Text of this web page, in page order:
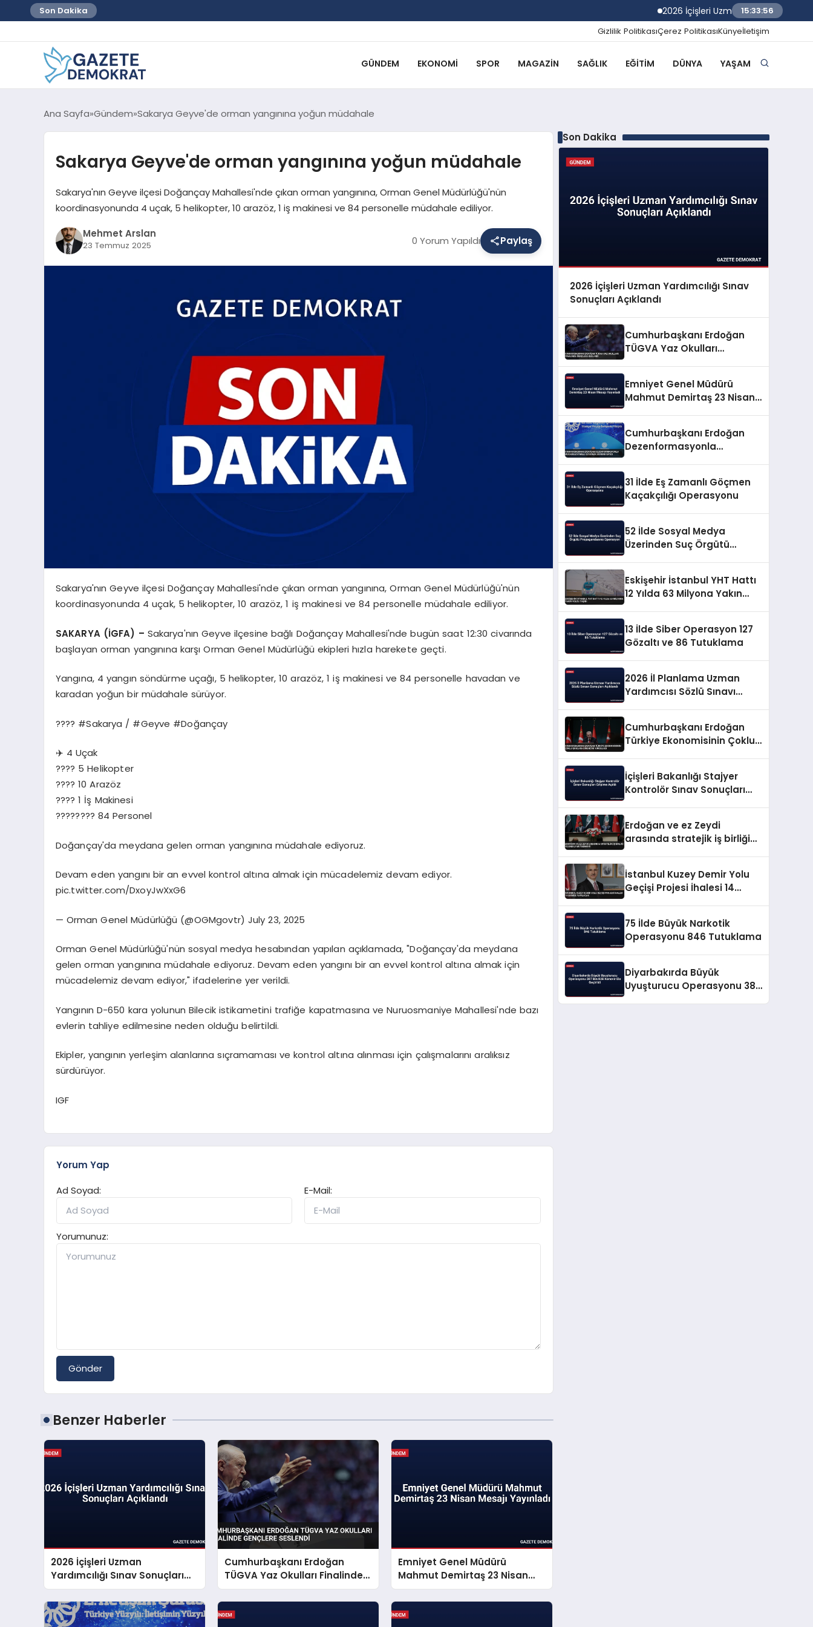
Son Dakika 2026 İçişleri Uzman Yardımcılığı Sınav
15:33:57
Gizlilik PolitikasıÇerez PolitikasıKünyeİletişim
GÜNDEM EKONOMI SPOR MAGAZIN SAĞLIK EĞITIM DÜNYA YAŞAM
Ana Sayfa Gündem Sakarya Geyve'de orman yangınına yoğun müdahale
Sakarya Geyve'de orman yangınına yoğun müdahale
Sakarya'nın Geyve ilçesi Doğançay Mahallesi'nde çıkan orman yangınına, Orman Genel Müdürlüğü'nün
koordinasyonunda 4 uçak, 5 helikopter, 10 arazöz, 1 iş makinesi ve 84 personelle müdahale ediliyor.
Mehmet Arslan
23 Temmuz 2025 0 Yorum Yapıldı Paylaş
Sakarya'nın Geyve ilçesi Doğançay Mahallesi'nde çıkan orman yangınına, Orman Genel Müdürlüğü'nün
koordinasyonunda 4 uçak, 5 helikopter, 10 arazöz, 1 iş makinesi ve 84 personelle müdahale ediliyor.
SAKARYA (İGFA) – Sakarya'nın Geyve ilçesine bağlı Doğançay Mahallesi'nde bugün saat 12:30 civarında
başlayan orman yangınına karşı Orman Genel Müdürlüğü ekipleri hızla harekete geçti.
Yangına, 4 yangın söndürme uçağı, 5 helikopter, 10 arazöz, 1 iş makinesi ve 84 personelle havadan ve
karadan yoğun bir müdahale sürüyor.
???? #Sakarya / #Geyve #Doğançay
✈️ 4 Uçak
???? 5 Helikopter
???? 10 Arazöz
???? 1 İş Makinesi
????‍???? 84 Personel
Doğançay'da meydana gelen orman yangınına müdahale ediyoruz.
Devam eden yangını bir an evvel kontrol altına almak için mücadelemiz devam ediyor.
pic.twitter.com/DxoyJwXxG6
— Orman Genel Müdürlüğü (@OGMgovtr) July 23, 2025
Orman Genel Müdürlüğü'nün sosyal medya hesabından yapılan açıklamada, "Doğançay'da meydana
gelen orman yangınına müdahale ediyoruz. Devam eden yangını bir an evvel kontrol altına almak için
mücadelemiz devam ediyor," ifadelerine yer verildi.
Yangının D-650 kara yolunun Bilecik istikametini trafiğe kapatmasına ve Nuruosmaniye Mahallesi'nde bazı
evlerin tahliye edilmesine neden olduğu belirtildi.
Ekipler, yangının yerleşim alanlarına sıçramaması ve kontrol altına alınması için çalışmalarını aralıksız
sürdürüyor.
IGF
Yorum Yap
Ad Soyad:
E-Mail:
Yorumunuz:
Gönder
Benzer Haberler
2026 İçişleri Uzman
Yardımcılığı Sınav Sonuçları
Açıklandı
Cumhurbaşkanı Erdoğan
TÜGVA Yaz Okulları Finalinde
Gençlere Seslendi
Emniyet Genel Müdürü
Mahmut Demirtaş 23 Nisan
Mesajı Yayınladı
Son Dakika
2026 İçişleri Uzman Yardımcılığı Sınav
Sonuçları Açıklandı
Cumhurbaşkanı Erdoğan
TÜGVA Yaz Okulları
Emniyet Genel Müdürü
Mahmut Demirtaş 23 Nisan
Cumhurbaşkanı Erdoğan
Dezenformasyonla
31 İlde Eş Zamanlı Göçmen
Kaçakçılığı Operasyonu
52 İlde Sosyal Medya
Üzerinden Suç Örgütü
Eskişehir İstanbul YHT Hattı
12 Yılda 63 Milyona Yakın
13 İlde Siber Operasyon 127
Gözaltı ve 86 Tutuklama
2026 İl Planlama Uzman
Yardımcısı Sözlü Sınavı
Cumhurbaşkanı Erdoğan
Türkiye Ekonomisinin Çoklu
İçişleri Bakanlığı Stajyer
Kontrolör Sınav Sonuçları
Erdoğan ve ez Zeydi
arasında stratejik iş birliği
İstanbul Kuzey Demir Yolu
Geçişi Projesi İhalesi 14
75 İlde Büyük Narkotik
Operasyonu 846 Tutuklama
Diyarbakırda Büyük
Uyuşturucu Operasyonu 387